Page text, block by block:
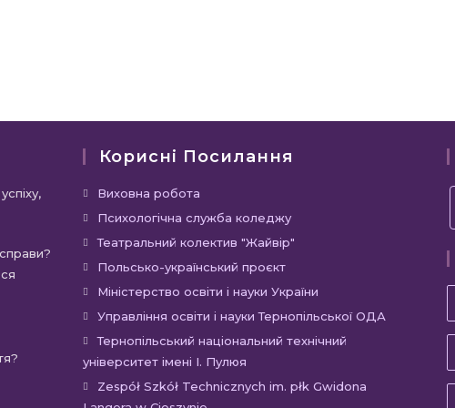
Корисні Посилання
Виховна роботаВідкриється
в
новій
вкладці
Психологічна служба коледжуВідкриється
в
вкладці
Театральний колектив "Жайвір"Відкриється
новій
вкладці
Польсько-український проєктВідкриється
в
новій
вкладці
Міністерство освіти і науки УкраїниВідкриється
в
новій
Управління освіти і науки Тернопільської ОДА
Тернопільський національний технічний
університет імені І. Пулюя
новій
Zespół Szkół Technicznych im. płk Gwidona